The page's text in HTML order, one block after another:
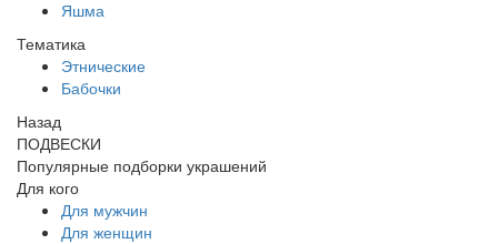
Яшма
Тематика
Этнические
Бабочки
Назад
ПОДВЕСКИ
Популярные подборки украшений
Для кого
Для мужчин
Для женщин